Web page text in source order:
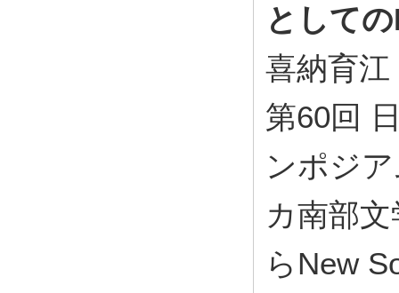
として
喜納育江
第60回
ンポジ
カ南部
らNew